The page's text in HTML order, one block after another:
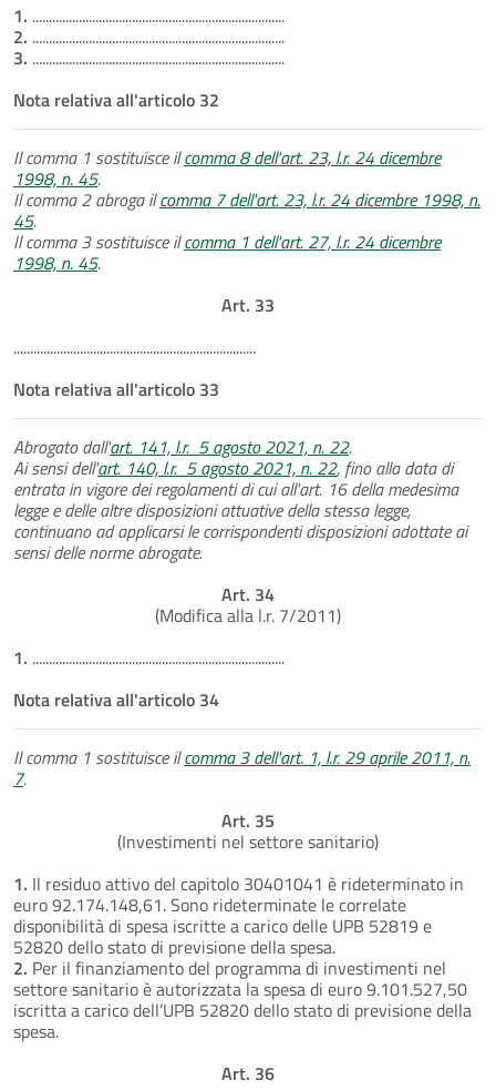
1. ............................................................................
2. ............................................................................
3. ............................................................................
Nota relativa all'articolo 32
Il comma 1 sostituisce ilcomma 8 dell'art. 23, l.r. 24 dicembre
1998, n. 45.
Il comma 2 abroga ilcomma 7 dell'art. 23, l.r. 24 dicembre 1998, n.
45.
Il comma 3 sostituisce ilcomma 1 dell'art. 27, l.r. 24 dicembre
1998, n. 45.
Art. 33
.........................................................................
Nota relativa all'articolo 33
Abrogato dall'art. 141, l.r. 5 agosto 2021, n. 22.
Ai sensi dell'art. 140, l.r. 5 agosto 2021, n. 22, fino alla data di
entrata in vigore dei regolamenti di cui all'art. 16 della medesima
legge e delle altre disposizioni attuative della stessa legge,
continuano ad applicarsi le corrispondenti disposizioni adottate ai
sensi delle norme abrogate.
Art. 34
(Modifica alla l.r. 7/2011)
1. ............................................................................
Nota relativa all'articolo 34
Il comma 1 sostituisce ilcomma 3 dell'art. 1, l.r. 29 aprile 2011, n.
7.
Art. 35
(Investimenti nel settore sanitario)
1. Il residuo attivo del capitolo 30401041 è rideterminato in
euro 92.174.148,61. Sono rideterminate le correlate
disponibilità di spesa iscritte a carico delle UPB 52819 e
52820 dello stato di previsione della spesa.
2. Per il finanziamento del programma di investimenti nel
settore sanitario è autorizzata la spesa di euro 9.101.527,50
iscritta a carico dell’UPB 52820 dello stato di previsione della
spesa.
Art. 36